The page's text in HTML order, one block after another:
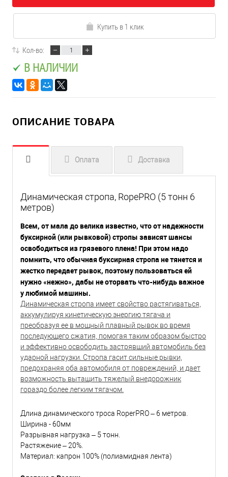
Купить в 1 клик
Кол-во:
В НАЛИЧИИ
ОПИСАНИЕ ТОВАРА
Оплата Доставка
Динамическая стропа, RopePRO (5 тонн 6
метров)
Всем, от мала до велика известно, что от надежности
буксирной (или рывковой) стропы зависят шансы
освободиться из грязевого плена! При этом надо
помнить, что обычная буксирная стропа не тянется и
жестко передает рывок, поэтому пользоваться ей
нужно «нежно», дабы не оторвать что-нибудь важное
у любимой машины.
Динамическая стропа имеет свойство растягиваться,
аккумулируя кинетическую энергию тягача и
преобразуя ее в мощный плавный рывок во время
последующего сжатия, помогая таким образом быстро
и эффективно освободить застрявший автомобиль без
ударной нагрузки. Стропа гасит сильные рывки,
предохраняя оба автомобиля от повреждений, и дает
возможность вытащить тяжелый внедорожник
гораздо более легким тягачом.
Длина динамического троса RoperPRO – 6 метров.
Ширина - 60мм
Разрывная нагрузка – 5 тонн.
Растяжение – 20%.
Материал: капрон 100% (полиамидная лента)